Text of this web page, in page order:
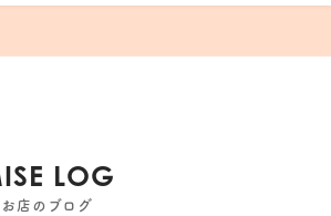
LOG
お店のブログ